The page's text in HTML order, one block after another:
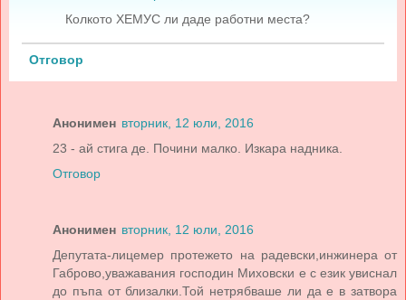
Колкото ХЕМУС ли даде работни места?
Отговор
Анонимен вторник, 12 юли, 2016
23 - ай стига де. Почини малко. Изкара надника.
Отговор
Анонимен вторник, 12 юли, 2016
Депутата-лицемер протежето на радевски,инжинера от
Габрово,уважавания господин Миховски е с език увиснал
до пъпа от близалки.Той нетрябваше ли да е в затвора